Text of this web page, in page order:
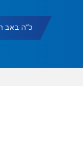
כ"ה באב תשפ"ו